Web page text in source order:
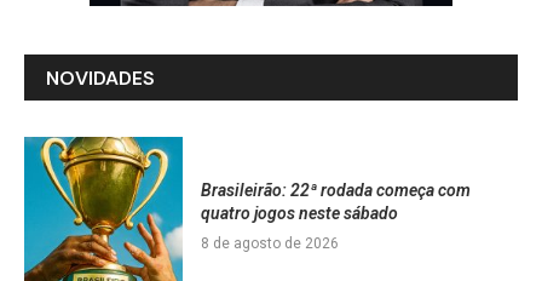
NOVIDADES
Brasileirão: 22ª rodada começa com
quatro jogos neste sábado
8 de agosto de 2026